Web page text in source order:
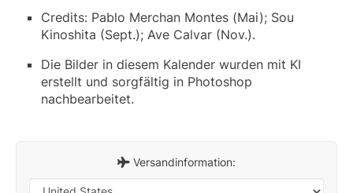
Credits: Pablo Merchan Montes (Mai); Sou
Kinoshita (Sept.); Ave Calvar (Nov.).
Die Bilder in diesem Kalender wurden mit KI
erstellt und sorgfältig in Photoshop
nachbearbeitet.
Versandinformation: